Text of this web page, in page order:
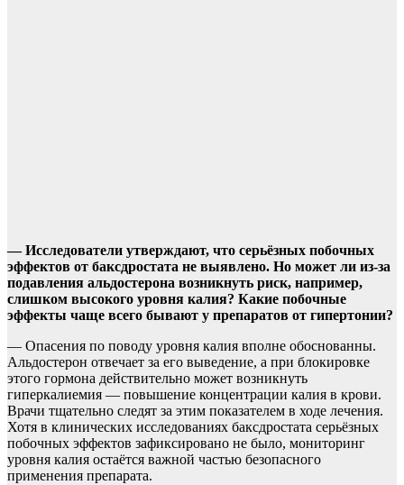
— Исследователи утверждают, что серьёзных побочных
эффектов от баксдростата не выявлено. Но может ли из-за
подавления альдостерона возникнуть риск, например,
слишком высокого уровня калия? Какие побочные
эффекты чаще всего бывают у препаратов от гипертонии?
— Опасения по поводу уровня калия вполне обоснованны.
Альдостерон отвечает за его выведение, а при блокировке
этого гормона действительно может возникнуть
гиперкалиемия — повышение концентрации калия в крови.
Врачи тщательно следят за этим показателем в ходе лечения.
Хотя в клинических исследованиях баксдростата серьёзных
побочных эффектов зафиксировано не было, мониторинг
уровня калия остаётся важной частью безопасного
применения препарата.